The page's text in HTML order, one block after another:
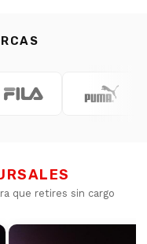
que retires sin cargo